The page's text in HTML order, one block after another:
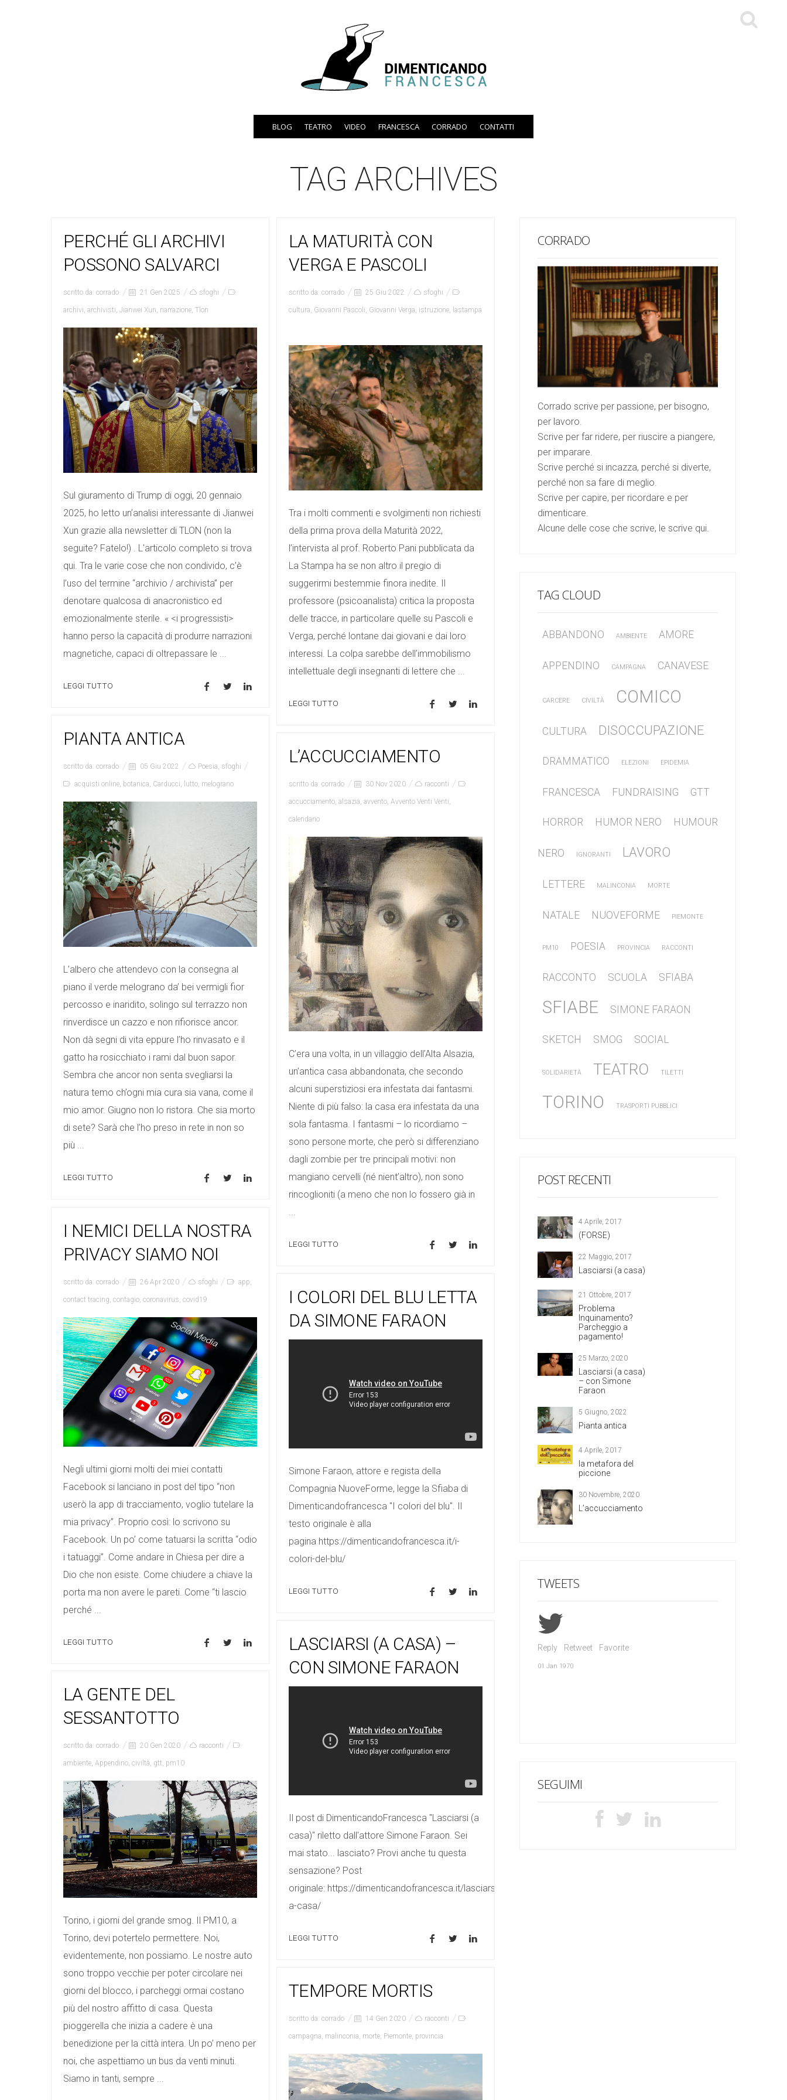
BLOG TEATRO VIDEO FRANCESCA CORRADO CONTATTI
TAG ARCHIVES
PERCHÉ GLI ARCHIVI
POSSONO SALVARCI
scritto da: corrado 21 Gen 2025 sfoghi
archivi, archivisti, Jianwei Xun, narrazione, Tlon
Sul giuramento di Trump di oggi, 20 gennaio
2025, ho letto un’analisi interessante di Jianwei
Xun grazie alla newsletter di TLON (non la
seguite? Fatelo!) . L'articolo completo si trova
qui. Tra le varie cose che non condivido, c’è
l’uso del termine “archivio / archivista” per
denotare qualcosa di anacronistico ed
emozionalmente sterile. « <i progressisti>
hanno perso la capacità di produrre narrazioni
magnetiche, capaci di oltrepassare le ...
LEGGI TUTTO
LA MATURITÀ CON
VERGA E PASCOLI
scritto da: corrado 25 Giu 2022 sfoghi
cultura, Giovanni Pascoli, Giovanni Verga, istruzione, lastampa
Tra i molti commenti e svolgimenti non richiesti
della prima prova della Maturità 2022,
l’intervista al prof. Roberto Pani pubblicata da
La Stampa ha se non altro il pregio di
suggerirmi bestemmie finora inedite. Il
professore (psicoanalista) critica la proposta
delle tracce, in particolare quelle su Pascoli e
Verga, perché lontane dai giovani e dai loro
interessi. La colpa sarebbe dell’immobilismo
intellettuale degli insegnanti di lettere che ...
LEGGI TUTTO
PIANTA ANTICA
scritto da: corrado 05 Giu 2022 Poesia, sfoghi
acquisti online, botanica, Carducci, lutto, melograno
L’albero che attendevo con la consegna al
piano il verde melograno da’ bei vermigli fior
percosso e inaridito, solingo sul terrazzo non
rinverdisce un cazzo e non rifiorisce ancor.
Non dà segni di vita eppure l’ho rinvasato e il
gatto ha rosicchiato i rami dal buon sapor.
Sembra che ancor non senta svegliarsi la
natura temo ch’ogni mia cura sia vana, come il
mio amor. Giugno non lo ristora. Che sia morto
di sete? Sarà che l’ho preso in rete in non so
più ...
LEGGI TUTTO
L’ACCUCCIAMENTO
scritto da: corrado 30 Nov 2020 racconti
accucciamento, alsazia, avvento, Avvento Venti Venti,
calendario
C’era una volta, in un villaggio dell’Alta Alsazia,
un’antica casa abbandonata, che secondo
alcuni superstiziosi era infestata dai fantasmi.
Niente di più falso: la casa era infestata da una
sola fantasma. I fantasmi – lo ricordiamo –
sono persone morte, che però si differenziano
dagli zombie per tre principali motivi: non
mangiano cervelli (né nient’altro), non sono
rincoglioniti (a meno che non lo fossero già in
LEGGI TUTTO
I NEMICI DELLA NOSTRA
PRIVACY SIAMO NOI
scritto da: corrado 26 Apr 2020 sfoghi app,
contact tracing, contagio, coronavirus, covid19
Negli ultimi giorni molti dei miei contatti
Facebook si lanciano in post del tipo “non
userò la app di tracciamento, voglio tutelare la
mia privacy”. Proprio così: lo scrivono su
Facebook. Un po’ come tatuarsi la scritta “odio
i tatuaggi”. Come andare in Chiesa per dire a
Dio che non esiste. Come chiudere a chiave la
porta ma non avere le pareti. Come “ti lascio
perché ...
LEGGI TUTTO
I COLORI DEL BLU LETTA
DA SIMONE FARAON
Simone Faraon, attore e regista della
Compagnia NuoveForme, legge la Sfiaba di
Dimenticandofrancesca "I colori del blu". Il
testo originale è alla
pagina https://dimenticandofrancesca.it/i-
colori-del-blu/
LEGGI TUTTO
LASCIARSI (A CASA) –
CON SIMONE FARAON
Il post di DimenticandoFrancesca "Lasciarsi (a
casa)" riletto dall'attore Simone Faraon. Sei
mai stato... lasciato? Provi anche tu questa
sensazione? Post
originale: https://dimenticandofrancesca.it/lasciarsi-
a-casa/
LEGGI TUTTO
LA GENTE DEL
SESSANTOTTO
scritto da: corrado 20 Gen 2020 racconti
ambiente, Appendino, civiltà, gtt, pm10
Torino, i giorni del grande smog. Il PM10, a
Torino, devi potertelo permettere. Noi,
evidentemente, non possiamo. Le nostre auto
sono troppo vecchie per poter circolare nei
giorni del blocco, i parcheggi ormai costano
più del nostro affitto di casa. Questa
pioggerella che inizia a cadere è una
benedizione per la città intera. Un po’ meno per
noi, che aspettiamo un bus da venti minuti.
Siamo in tanti, sempre ...
TEMPORE MORTIS
scritto da: corrado 14 Gen 2020 racconti
campagna, malinconia, morte, Piemonte, provincia
CORRADO
Corrado scrive per passione, per bisogno,
per lavoro.
Scrive per far ridere, per riuscire a piangere,
per imparare.
Scrive perché si incazza, perché si diverte,
perché non sa fare di meglio.
Scrive per capire, per ricordare e per
dimenticare.
Alcune delle cose che scrive, le scrive qui.
TAG CLOUD
ABBANDONO AMBIENTE AMORE
APPENDINO CAMPAGNA CANAVESE
CARCERE CIVILTÀ COMICO
CULTURA DISOCCUPAZIONE
DRAMMATICO ELEZIONI EPIDEMIA
FRANCESCA FUNDRAISING GTT
HORROR HUMOR NERO HUMOUR
NERO IGNORANTI LAVORO
LETTERE MALINCONIA MORTE
NATALE NUOVEFORME PIEMONTE
PM10 POESIA PROVINCIA RACCONTI
RACCONTO SCUOLA SFIABA
SFIABE SIMONE FARAON
SKETCH SMOG SOCIAL
SOLIDARIETÀ TEATRO TILETTI
TORINO TRASPORTI PUBBLICI
POST RECENTI
4 Aprile, 2017
(FORSE)
22 Maggio, 2017
Lasciarsi (a casa)
21 Ottobre, 2017
Problema
Inquinamento?
Parcheggio a
pagamento!
25 Marzo, 2020
Lasciarsi (a casa)
– con Simone
Faraon
5 Giugno, 2022
Pianta antica
4 Aprile, 2017
la metafora del
piccione
30 Novembre, 2020
L’accucciamento
TWEETS
Reply Retweet Favorite
01 Jan 1970
SEGUIMI